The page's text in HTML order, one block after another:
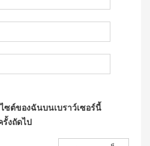
ซต์ของฉันบนเบราว์เซอร์นี้
งถัดไป